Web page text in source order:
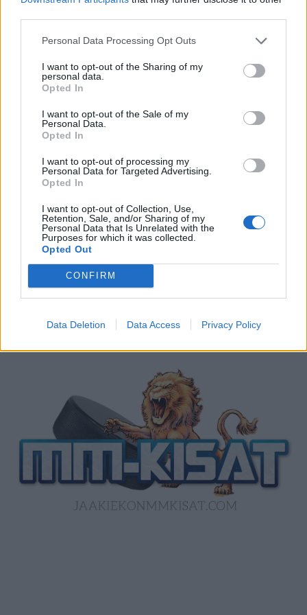
Personal Data Processing Opt Outs
I want to opt-out of the Sharing of my
personal data.
Opted In
I want to opt-out of the Sale of my
Personal Data.
Opted In
I want to opt-out of processing my
Personal Data for Targeted Advertising.
Opted In
I want to opt-out of Collection, Use,
Retention, Sale, and/or Sharing of my
Personal Data that Is Unrelated with the
Purposes for which it was collected.
Opted Out
CONFIRM
Data Deletion Data Access Privacy Policy
Liigan puolivälierät käyntiin –
Liigan pudotuspelit 2020/21 –
sarjaa katkolla torstaina
LIITTYVÄT ARTIKKELIT
Leijonat julkisti ketjut Sveitsi-peliin –
kaukaloon
divisioonassa – sai samasta tilanteesta
50 jäähyminuuttia
Kanada – USA klo 15:10 – näin katsot
ottelun ilmaiseksi TV:stä